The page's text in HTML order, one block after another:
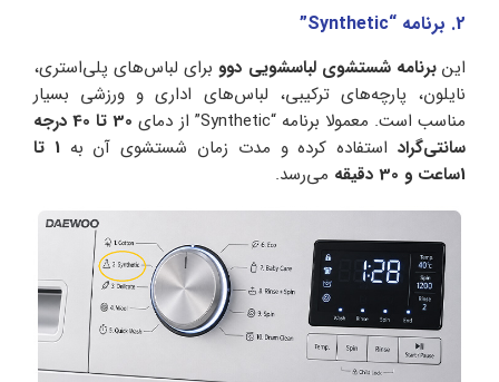
2. برنامه “Synthetic”
اینبرنامه شستشوی لباسشویی دوو برای لباس‌های پلی‌استری،
نایلون، پارچه‌های ترکیبی، لباس‌های اداری و ورزشی بسیار
مناسب است. معمولا برنامه “Synthetic” از دمای
30 تا 40 درجه
سانتی‌گراداستفاده کرده و مدت زمان شستشوی آن به
1 تا
1ساعت و 30 دقیقه
می‌رسد.